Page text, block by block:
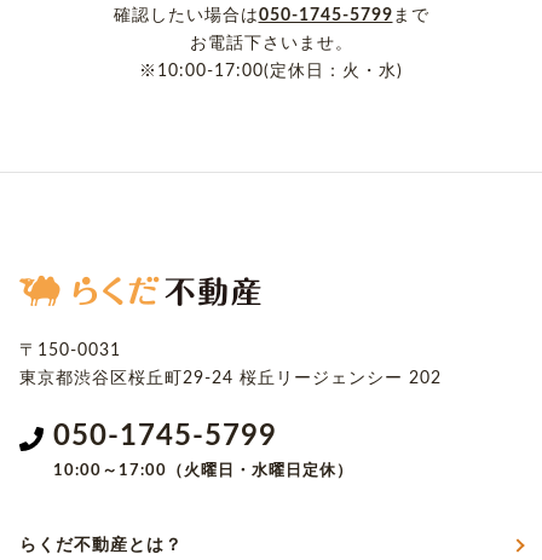
確認したい場合は050-1745-5799 まで
お電話下さいませ。
※10:00-17:00(定休日：火・水)
〒150-0031
東京都渋谷区桜丘町29-24 桜丘リージェンシー 202
050-1745-5799
10:00～17:00（火曜日・水曜日定休）
らくだ不動産とは？